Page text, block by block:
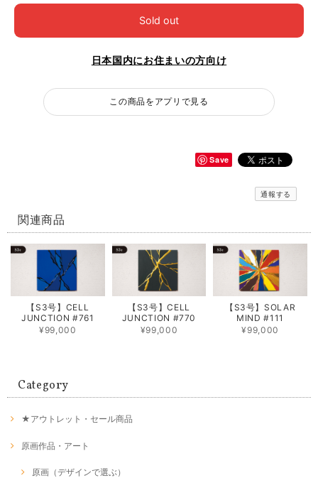
Sold out
日本国内にお住まいの方向け
この商品をアプリで見る
Save
通報する
関連商品
【S3号】CELL
JUNCTION #761
¥99,000
【S3号】CELL
JUNCTION #770
¥99,000
【S3号】SOLAR
MIND #111
¥99,000
Category
★アウトレット・セール商品
原画作品・アート
原画（デザインで選ぶ）